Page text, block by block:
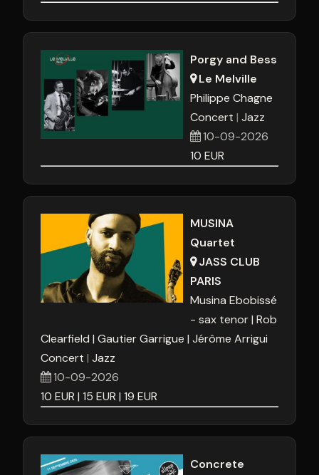
Porgy and Bess
Le Melville
Philippe Chagne
Concert Jazz
10-09-2026
10 EUR
MUSINA
Quartet
JASS CLUB
PARIS
Musina Ebobissé
- sax tenor Rob
Clearfield Gautier Garrigue Jérôme Arrigui
Concert Jazz
10-09-2026
10 EUR 15 EUR 19 EUR
Concrete